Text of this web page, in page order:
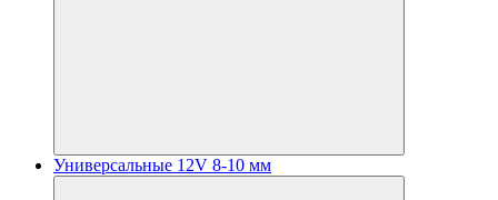
Универсальные 12V 8-10 мм